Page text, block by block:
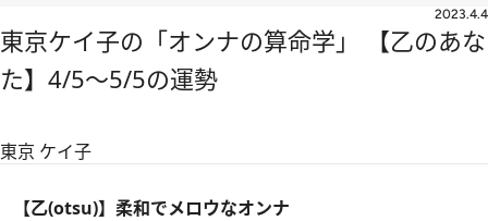
2023.4.4
東京ケイ子の「オンナの算命学」 【乙のあな
た】4/5～5/5の運勢
東京 ケイ子
【乙(otsu)】柔和でメロウなオンナ